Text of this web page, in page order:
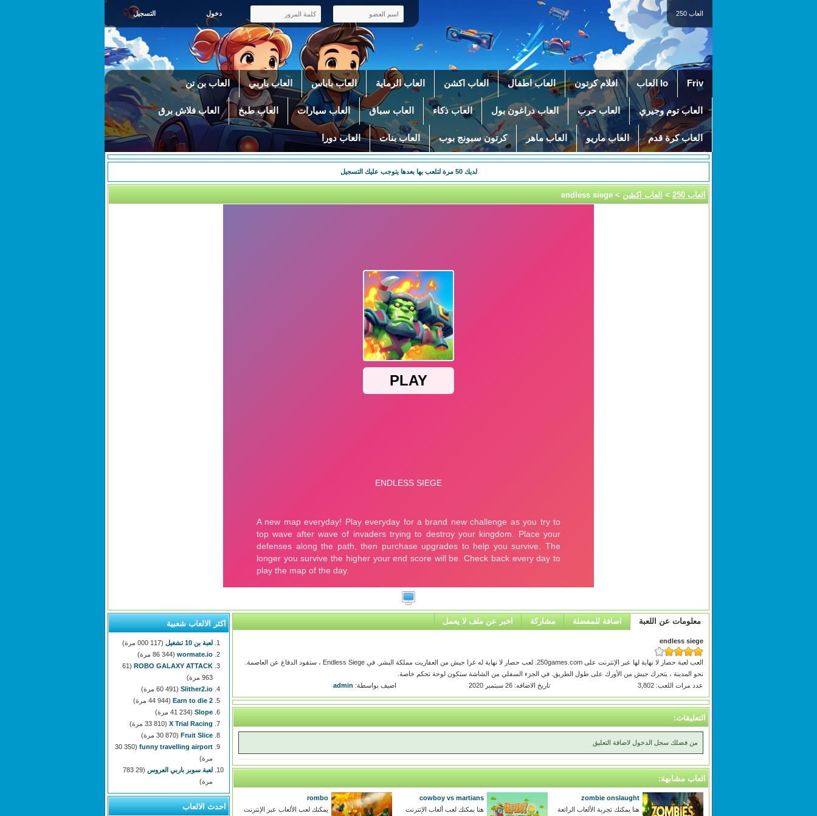
العاب 250 التسجيل
Friv Io العاب افلام كرتون العاب اطفال العاب اكشن العاب الرماية العاب باباس العاب باربي العاب بن تن
العاب توم وجيري العاب حرب العاب دراغون بول العاب ذكاء العاب سباق العاب سيارات العاب طبخ العاب فلاش برق
العاب كرة قدم العاب ماريو العاب ماهر كرتون سبونج بوب العاب بنات العاب دورا
لديك50 مرة لتلعب بها بعدها يتوجب عليك التسجيل
العاب 250 > العاب اكشن > endless siege
معلومات عن اللعبة اضافة للمفضلة مشاركة اخبر عن ملف لا يعمل
endless siege
العب لعبة حصار لا نهاية لها عبر الإنترنت على 250games.com. لعب حصار لا نهاية له غزا جيش من العفاريت مملكة البشر. في Endless Siege ، ستقود الدفاع عن العاصمة.
نحو المدينة ، يتحرك جيش من الأورك على طول الطريق. في الجزء السفلي من الشاشة ستكون لوحة تحكم خاصة.
عدد مرات اللعب: 3,802
تاريخ الاضافه: 26 سبتمبر 2020 اضيف بواسطة: admin
التعليقات:
من فضلك سجل الدخول لاضافة التعليق
العاب مشابهة:
zombie onslaught
هنا يمكنك تجربة الألعاب الرائعة
cowboy vs martians
هنا يمكنك لعب ألعاب الإنترنت
rombo
يمكنك لعب الألعاب عبر الإنترنت
اكثر الالعاب شعبية
لعبة بن 10 تشغيل
(117 000 مرة)
wormate.io (86 344 مرة)
ROBO GALAXY ATTACK
(61
963 مرة)
Slither2.io (60 491 مرة)
Earn to die 2 (44 944 مرة)
Slope (41 234 مرة)
X Trial Racing (33 810 مرة)
Fruit Slice (30 870 مرة)
funny travelling airport
(30 350
مرة)
لعبة سوبر باربي العروس
(29 783
مرة)
احدث الالعاب